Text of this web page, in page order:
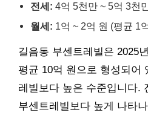
전세: 4억 5천만 ~ 5억 3천
월세: 1억 ~ 2억 원 (평균 1
길음동 부센트레빌은 2025
평균 10억 원으로 형성되어
레빌보다 높은 수준입니다.
부센트레빌보다 높게 나타